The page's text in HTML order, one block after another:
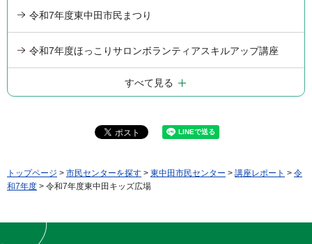
令和7年度東中田市民まつり
令和7年度ほっこりサロンボランティアスキルアップ講座
すべて見る
トップページ > 市民センターを探す > 東中田市民センター > 講座レポート > 令
和7年度 > 令和7年度東中田キッズ広場